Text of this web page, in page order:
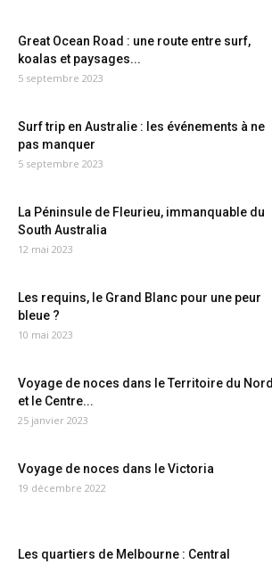
Great Ocean Road : une route entre surf,
koalas et paysages...
5 septembre 2023
Surf trip en Australie : les événements à ne
pas manquer
5 septembre 2023
La Péninsule de Fleurieu, immanquable du
South Australia
12 mai 2023
Les requins, le Grand Blanc pour une peur
bleue ?
10 mai 2023
Voyage de noces dans le Territoire du Nord
et le Centre...
25 janvier 2023
Voyage de noces dans le Victoria
19 décembre 2022
Les quartiers de Melbourne : Central